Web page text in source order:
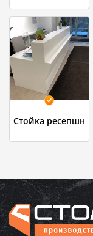
Стойка ресепшн